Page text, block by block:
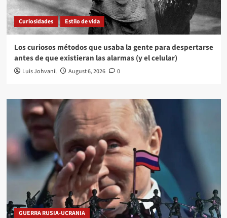
Curiosidades Estilo de vida
Los curiosos métodos que usaba la gente para despertarse
antes de que existieran las alarmas (y el celular)
Luis Johvanil August 6, 2026 0
GUERRA RUSIA-UCRANIA